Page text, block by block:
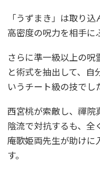
「うずまき」は取り
高密度の呪力を相手に
さらに準一級以上の
と術式を抽出して、自
いうチート級の技でし
西宮桃が索敵し、禪院
陰流で対抗するも、全
庵歌姫両先生が助けに
す。